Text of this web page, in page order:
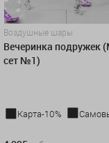
Воздушные шары
Вечеринка подружек
сет №1)
Карта-10%